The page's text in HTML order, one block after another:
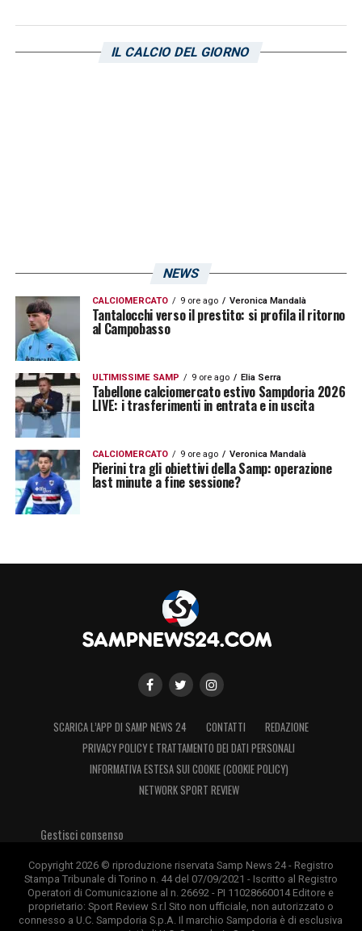
Terzo, ma non ultimo motivo, l’aspetto
economico: la Sampdoria perderebbe una
plusvalenza.
LA PLAYLIST DELLE NOSTRE TOP NEWS
IL CALCIO DEL GIORNO
NEWS
CALCIOMERCATO 9 ore ago Veronica Mandalà
Tantalocchi verso il prestito: si profila il ritorno
al Campobasso
ULTIMISSIME SAMP 9 ore ago Elia Serra
Tabellone calciomercato estivo Sampdoria 2026
LIVE: i trasferimenti in entrata e in uscita
CALCIOMERCATO 9 ore ago Veronica Mandalà
Pierini tra gli obiettivi della Samp: operazione
last minute a fine sessione?
SCARICA L’APP DI SAMP NEWS 24 CONTATTI
REDAZIONE
PRIVACY POLICY E TRATTAMENTO DEI DATI PERSONALI
INFORMATIVA ESTESA SUI COOKIE (COOKIE POLICY)
NETWORK SPORT REVIEW
Gestisci consenso
Copyright 2026 © riproduzione riservata Samp News 24 - Registro
Stampa Tribunale di Torino n. 44 del 07/09/2021 - Iscritto al Registro
Operatori di Comunicazione al n. 26692 - PI 11028660014 Editore e
proprietario: Sport Review S.r.l Sito non ufficiale, non autorizzato o
connesso a U.C. Sampdoria S.p.A. Il marchio Sampdoria è di esclusiva